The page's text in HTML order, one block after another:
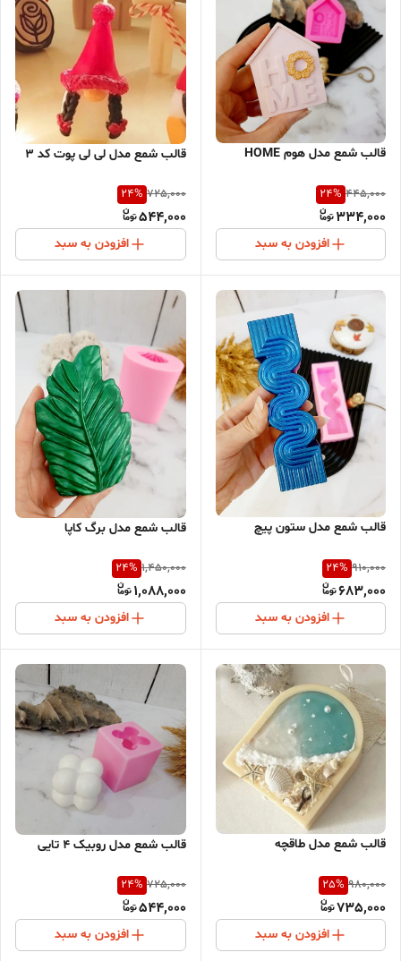
قالب شمع مدل هوم HOME
445,000
24%
334,000
افزودن به سبد
قالب شمع مدل لی لی پوت کد 3
725,000
24%
544,000
افزودن به سبد
قالب شمع مدل ستون پیچ
910,000
24%
683,000
افزودن به سبد
قالب شمع مدل برگ کاپا
1,450,000
24%
1,088,000
افزودن به سبد
قالب شمع مدل طاقچه
980,000
25%
735,000
افزودن به سبد
قالب شمع مدل روبیک 4 تایی
725,000
24%
544,000
افزودن به سبد